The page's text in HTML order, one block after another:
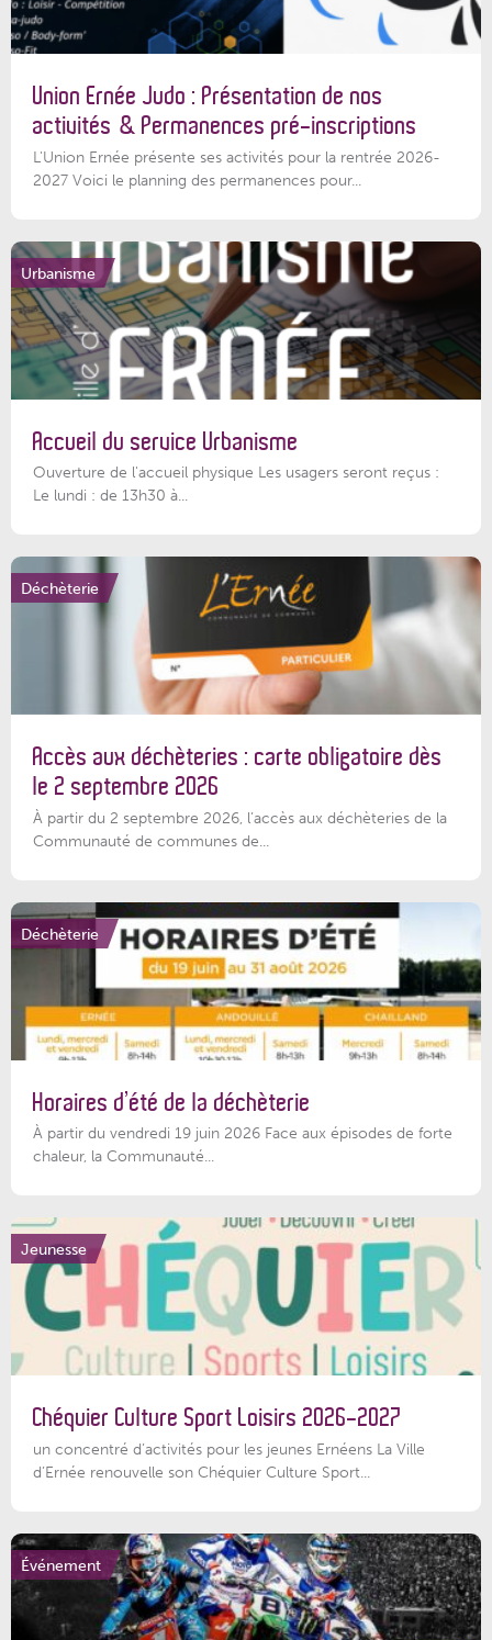
Union Ernée Judo : Présentation de nos
activités & Permanences pré-inscriptions
L'Union Ernée présente ses activités pour la rentrée 2026-
2027 Voici le planning des permanences pour...
Urbanisme
Accueil du service Urbanisme
Ouverture de l'accueil physique Les usagers seront reçus :
Le lundi : de 13h30 à...
Déchèterie
Accès aux déchèteries : carte obligatoire dès
le 2 septembre 2026
À partir du 2 septembre 2026, l’accès aux déchèteries de la
Communauté de communes de...
Déchèterie
Horaires d’été de la déchèterie
À partir du vendredi 19 juin 2026 Face aux épisodes de forte
chaleur, la Communauté...
Jeunesse
Chéquier Culture Sport Loisirs 2026-2027
un concentré d’activités pour les jeunes Ernéens La Ville
d’Ernée renouvelle son Chéquier Culture Sport...
Événement